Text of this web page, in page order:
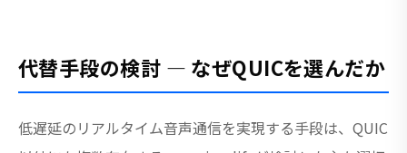
代替手段の検討 — なぜQUICを選んだか
低遅延のリアルタイム音声通信を実現する手段は、QUIC